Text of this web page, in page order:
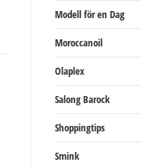
Modell för en Dag
Moroccanoil
Olaplex
Salong Barock
Shoppingtips
Smink